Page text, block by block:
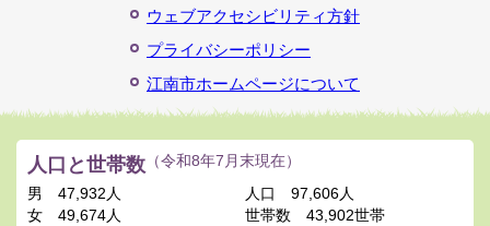
ウェブアクセシビリティ方針
プライバシーポリシー
江南市ホームページについて
人口と世帯数 （令和8年7月末現在）
男
47,932人
女
49,674人
人口
97,606人
世帯数
43,902世帯